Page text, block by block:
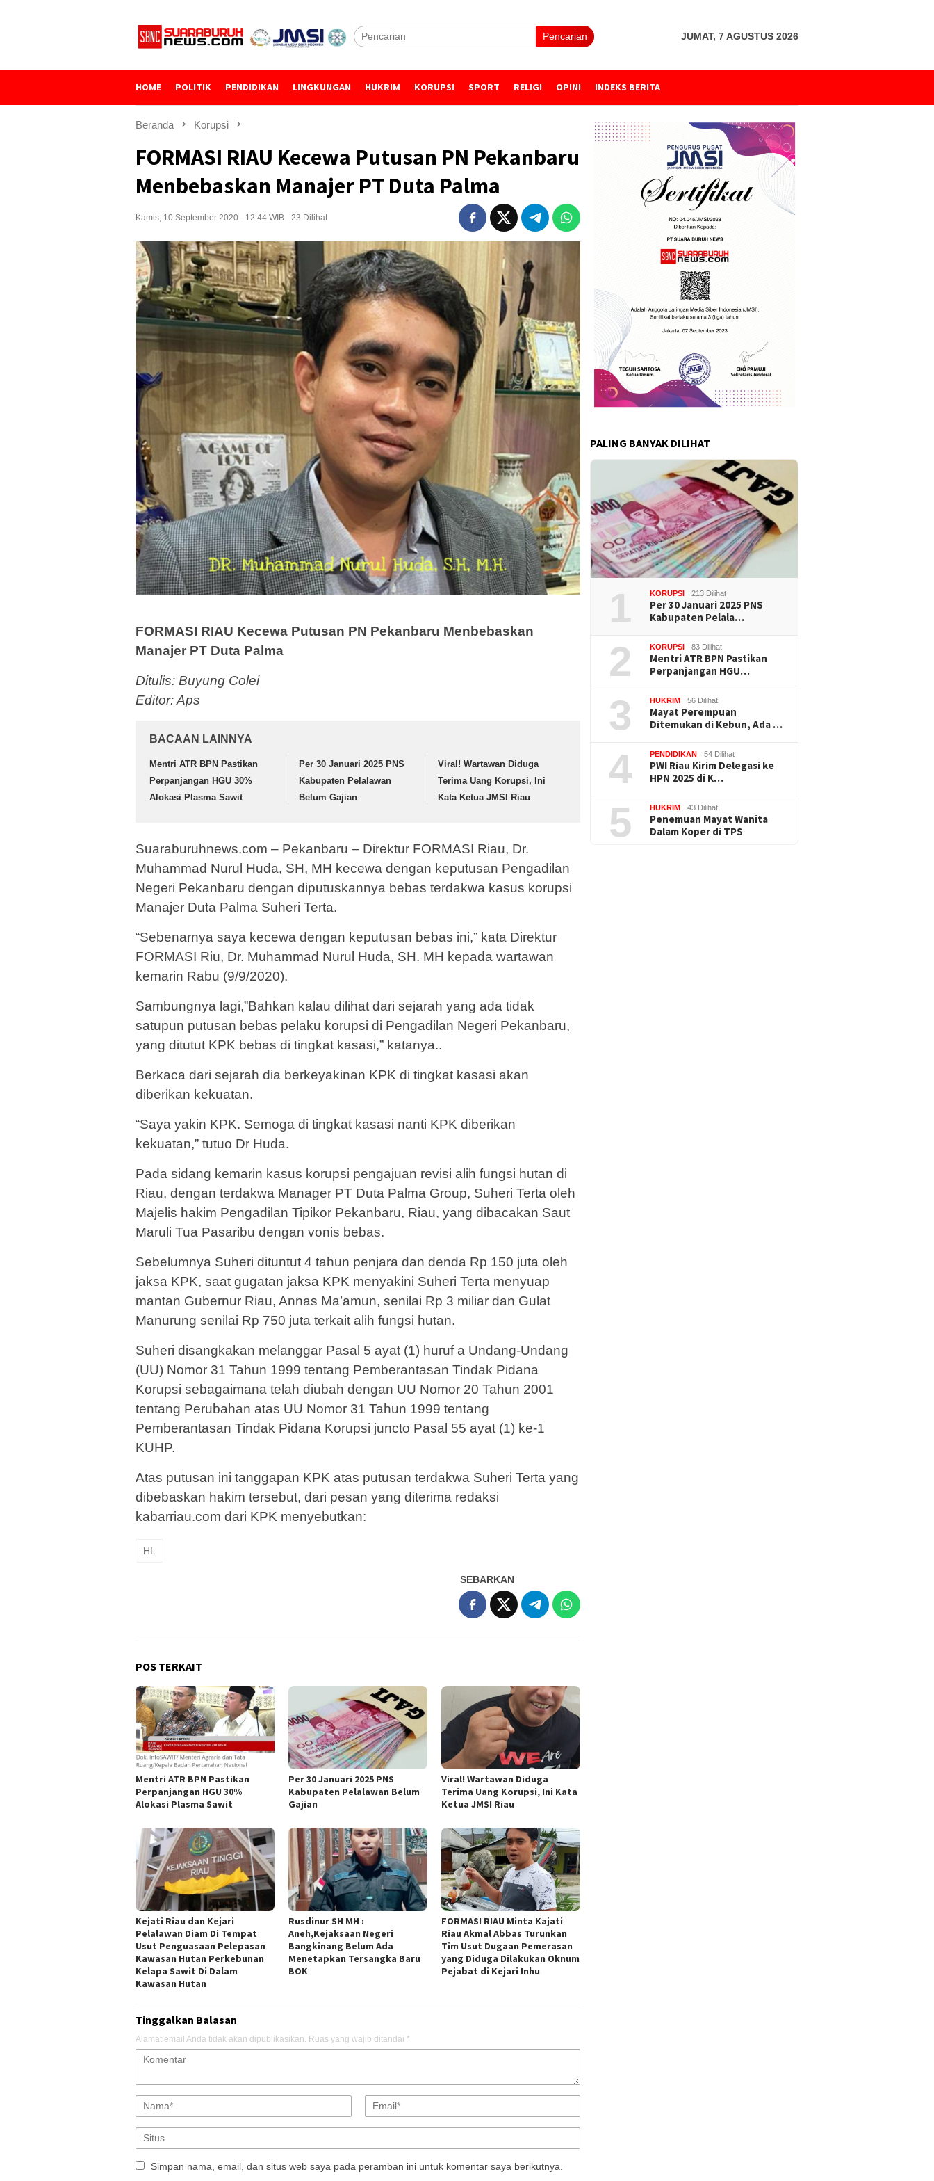
Pencarian JUMAT, 7 AGUSTUS 2026
HOME POLITIK PENDIDIKAN LINGKUNGAN HUKRIM KORUPSI SPORT RELIGI OPINI INDEKS BERITA
Beranda Korupsi
FORMASI RIAU Kecewa Putusan PN Pekanbaru
Menbebaskan Manajer PT Duta Palma
Kamis, 10 September 2020 - 12:44 WIB 23 Dilihat
FORMASI RIAU Kecewa Putusan PN Pekanbaru Menbebaskan
Manajer PT Duta Palma
Ditulis: Buyung Colei
Editor: Aps
BACAAN LAINNYA
Mentri ATR BPN Pastikan
Perpanjangan HGU 30%
Alokasi Plasma Sawit
Per 30 Januari 2025 PNS
Kabupaten Pelalawan
Belum Gajian
Viral! Wartawan Diduga
Terima Uang Korupsi, Ini
Kata Ketua JMSI Riau
Suaraburuhnews.com – Pekanbaru – Direktur FORMASI Riau, Dr.
Muhammad Nurul Huda, SH, MH kecewa dengan keputusan Pengadilan
Negeri Pekanbaru dengan diputuskannya bebas terdakwa kasus korupsi
Manajer Duta Palma Suheri Terta.
“Sebenarnya saya kecewa dengan keputusan bebas ini,” kata Direktur
FORMASI Riu, Dr. Muhammad Nurul Huda, SH. MH kepada wartawan
kemarin Rabu (9/9/2020).
Sambungnya lagi,”Bahkan kalau dilihat dari sejarah yang ada tidak
satupun putusan bebas pelaku korupsi di Pengadilan Negeri Pekanbaru,
yang ditutut KPK bebas di tingkat kasasi,” katanya..
Berkaca dari sejarah dia berkeyakinan KPK di tingkat kasasi akan
diberikan kekuatan.
“Saya yakin KPK. Semoga di tingkat kasasi nanti KPK diberikan
kekuatan,” tutuo Dr Huda.
Pada sidang kemarin kasus korupsi pengajuan revisi alih fungsi hutan di
Riau, dengan terdakwa Manager PT Duta Palma Group, Suheri Terta oleh
Majelis hakim Pengadilan Tipikor Pekanbaru, Riau, yang dibacakan Saut
Maruli Tua Pasaribu dengan vonis bebas.
Sebelumnya Suheri dituntut 4 tahun penjara dan denda Rp 150 juta oleh
jaksa KPK, saat gugatan jaksa KPK menyakini Suheri Terta menyuap
mantan Gubernur Riau, Annas Ma’amun, senilai Rp 3 miliar dan Gulat
Manurung senilai Rp 750 juta terkait alih fungsi hutan.
Suheri disangkakan melanggar Pasal 5 ayat (1) huruf a Undang-Undang
(UU) Nomor 31 Tahun 1999 tentang Pemberantasan Tindak Pidana
Korupsi sebagaimana telah diubah dengan UU Nomor 20 Tahun 2001
tentang Perubahan atas UU Nomor 31 Tahun 1999 tentang
Pemberantasan Tindak Pidana Korupsi juncto Pasal 55 ayat (1) ke-1
KUHP.
Atas putusan ini tanggapan KPK atas putusan terdakwa Suheri Terta yang
dibebaskan hakim tersebut, dari pesan yang diterima redaksi
kabarriau.com dari KPK menyebutkan:
HL
SEBARKAN
POS TERKAIT
Mentri ATR BPN Pastikan
Perpanjangan HGU 30%
Alokasi Plasma Sawit
Per 30 Januari 2025 PNS
Kabupaten Pelalawan Belum
Gajian
Viral! Wartawan Diduga
Terima Uang Korupsi, Ini Kata
Ketua JMSI Riau
Kejati Riau dan Kejari
Pelalawan Diam Di Tempat
Usut Penguasaan Pelepasan
Kawasan Hutan Perkebunan
Kelapa Sawit Di Dalam
Kawasan Hutan
Rusdinur SH MH :
Aneh,Kejaksaan Negeri
Bangkinang Belum Ada
Menetapkan Tersangka Baru
BOK
FORMASI RIAU Minta Kajati
Riau Akmal Abbas Turunkan
Tim Usut Dugaan Pemerasan
yang Diduga Dilakukan Oknum
Pejabat di Kejari Inhu
Tinggalkan Balasan
Alamat email Anda tidak akan dipublikasikan. Ruas yang wajib ditandai *
Simpan nama, email, dan situs web saya pada peramban ini untuk komentar saya berikutnya.
PALING BANYAK DILIHAT
1 KORUPSI 213 Dilihat
Per 30 Januari 2025 PNS
Kabupaten Pelala…
2 KORUPSI 83 Dilihat
Mentri ATR BPN Pastikan
Perpanjangan HGU…
3 HUKRIM 56 Dilihat
Mayat Perempuan
Ditemukan di Kebun, Ada …
4 PENDIDIKAN 54 Dilihat
PWI Riau Kirim Delegasi ke
HPN 2025 di K…
5 HUKRIM 43 Dilihat
Penemuan Mayat Wanita
Dalam Koper di TPS